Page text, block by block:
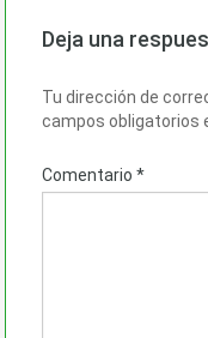
Deja una
Tu dirección de
campos obligatorios
Comentario *